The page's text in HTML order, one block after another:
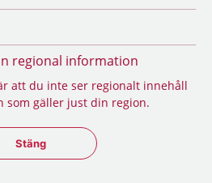
regional information
att du inte ser regionalt innehåll
som gäller just din region.
Stäng regionsväljaren
Stäng